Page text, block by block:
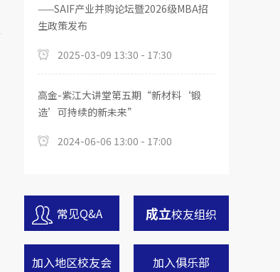
——SAIF产业并购论坛暨2026级MBA招
生政策发布
2025-03-09 13:30 - 17:30
高金-紫江大讲堂第五期“新材料‘锻
造’可持续的新未来”
2024-06-06 13:00 - 17:00
常见Q&A 成立校友组织
加入地区校友会 加入俱乐部